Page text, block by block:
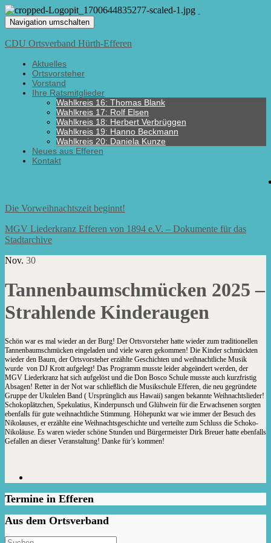
Navigation umschalten
CDU Ortsverband Hürth-Efferen
Aktuelles
Ortsvorsteher
Vorstand
Ihre Ratsmitglieder
Wahlkreis 16: Thomas Blank
Wahlkreis 17: Rolf Elsen
Wahlkreis 18: Herbert Verbrüggen
Wahlkreis 19: Hanno Beckmann
Wahlkreis 20: Daniela Kunze
Neues aus Efferen
Kontakt
Die Vorweihnachtszeit beginnt!
MGV Liederkranz Efferen von 1894 e.V. – Dokumente für das
Stadtarchive
Nov. 30
Tannenbaumschmücken 2025 –
Strahlende Kinderaugen
Schön war es mal wieder an der Burg! Der Ortsvorsteher hatte wieder zum traditionellen
Tannenbaumschmücken eingeladen und viele waren gekommen! Die Kinder schmückten
wieder den Baum, der Ortsvorsteher erzählte Geschichten und weihnachtliche Musik
wurde von DJ Krott aufgelegt! Das Programm musste leider abgeändert werden, der
MGV Liederkranz hat sich aufgelöst und die Don Bosco Schule musste auch kurzfristig
Absagen! Retter in der Not war schließlich die Musikschule Efferen, die neu gegründete
Gruppe der Ukulelen Band ( Ursprünglich aus Hawaii) sangen bekannte Weihnachtslieder!
Schokoplätzchen, Spekulatius, Kinderpunsch und Glühwein für die Erwachsenen sorgten
ebenfalls für gute weihnachtliche Stimmung. Höhepunkt war wie immer der Besuch des
Nikolauses, er erzählte eine Weihnachtsgeschichte und verteilte zum Schluss die Schoko-
Nikoläuse. Es waren wieder schöne Stunden und Bürgermeister Dirk Breuer hatte ebenfalls
Gefallen an dieser Veranstaltung! Danke für’s kommen!
Termine in Efferen
Aus dem Ortsverband
Search